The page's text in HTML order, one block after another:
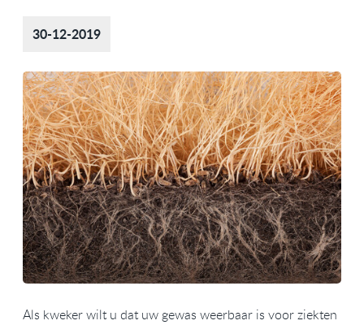
30-12-2019
Als kweker wilt u dat uw gewas weerbaar is voor ziekten